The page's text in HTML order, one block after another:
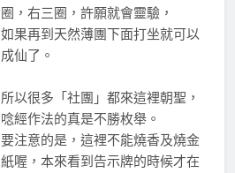
圈，右三圈，許願就會靈驗，
如果再到天然薄團下面打坐就可以
成仙了。
所以很多「社團」都來這裡朝聖，
唸經作法的真是不勝枚舉。
要注意的是，這裡不能燒香及燒金
紙喔，本來看到告示牌的時候才在